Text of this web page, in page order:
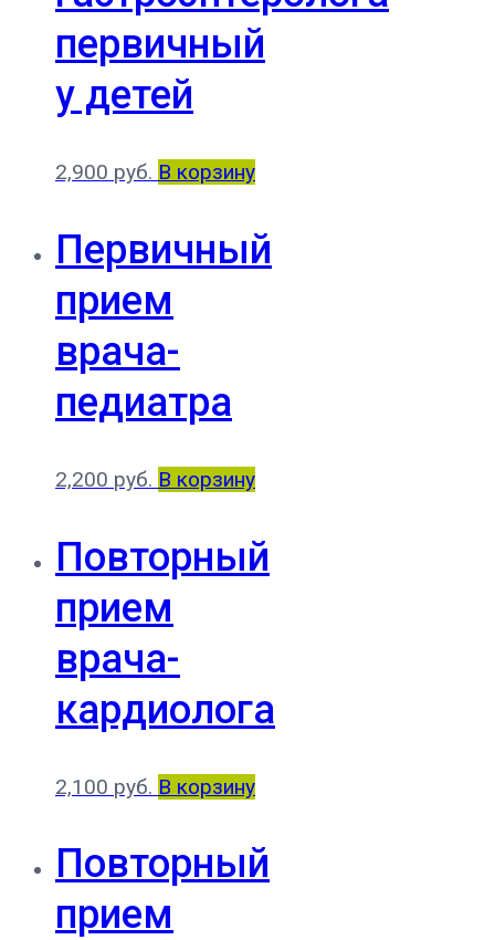
первичный
у детей
2,900 руб. В корзину
Первичный
прием
врача-
педиатра
2,200 руб. В корзину
Повторный
прием
врача-
кардиолога
2,100 руб. В корзину
Повторный
прием